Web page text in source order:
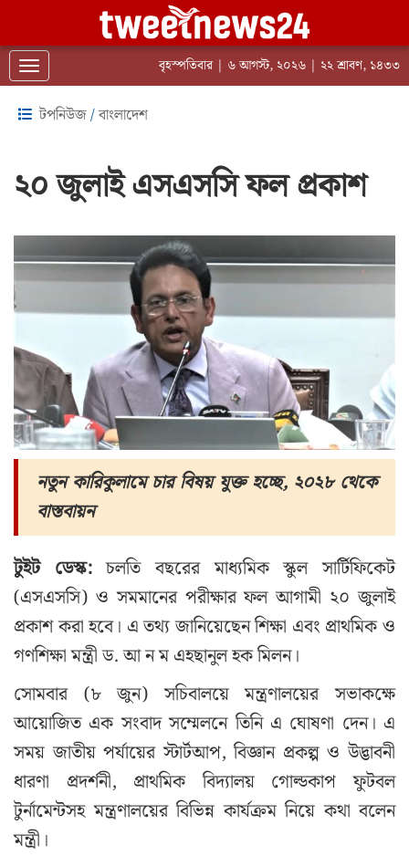
Toggle navigation বৃহস্পতিবার | ৬ আগস্ট, ২০২৬ | ২২ শ্রাবণ, ১৪৩৩
টপনিউজ/বাংলাদেশ
২০ জুলাই এসএসসি ফল প্রকাশ
নতুন কারিকুলামে চার বিষয় যুক্ত হচ্ছে, ২০২৮ থেকে
বাস্তবায়ন
টুইট ডেস্ক:চলতি বছরের মাধ্যমিক স্কুল সার্টিফিকেট
(এসএসসি) ও সমমানের পরীক্ষার ফল আগামী ২০ জুলাই
প্রকাশ করা হবে। এ তথ্য জানিয়েছেন শিক্ষা এবং প্রাথমিক ও
গণশিক্ষা মন্ত্রী ড. আ ন ম এহছানুল হক মিলন।
সোমবার (৮ জুন) সচিবালয়ে মন্ত্রণালয়ের সভাকক্ষে
আয়োজিত এক সংবাদ সম্মেলনে তিনি এ ঘোষণা দেন। এ
সময় জাতীয় পর্যায়ের স্টার্টআপ, বিজ্ঞান প্রকল্প ও উদ্ভাবনী
ধারণা প্রদর্শনী, প্রাথমিক বিদ্যালয় গোল্ডকাপ ফুটবল
টুর্নামেন্টসহ মন্ত্রণালয়ের বিভিন্ন কার্যক্রম নিয়ে কথা বলেন
মন্ত্রী।